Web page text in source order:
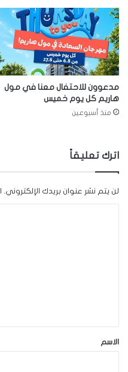
مدعوون للاحتفال معنا في مول
هاريم كل يوم خميس
منذ أسبوعين
اترك تعليقاً
لن يتم نشر عنوان بريدك الإلكتروني.
*الاسم